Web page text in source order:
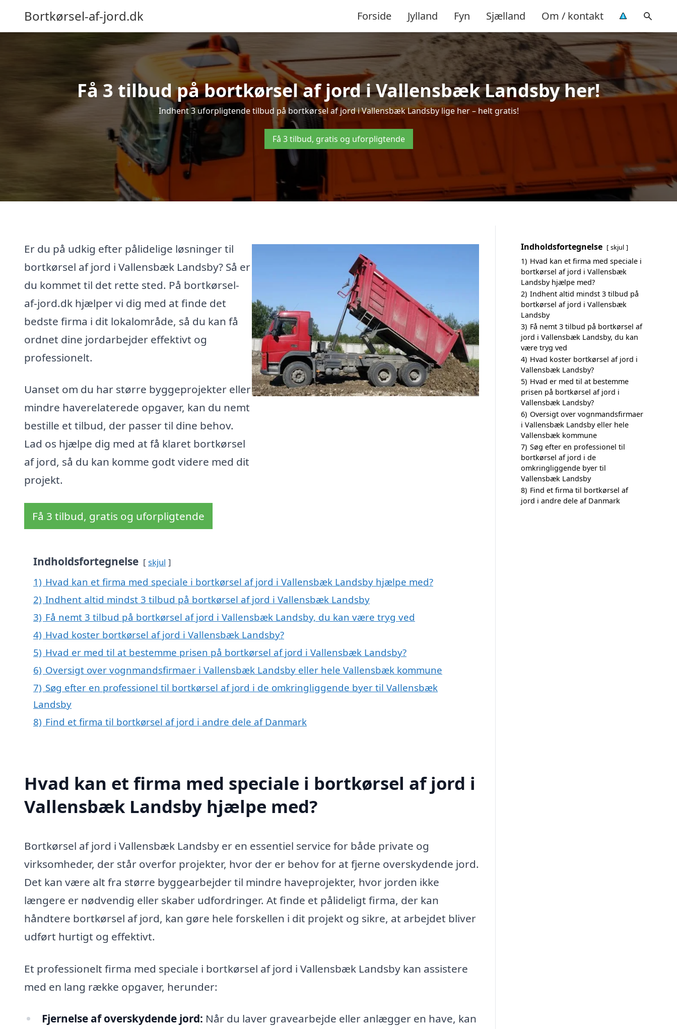
Bortkørsel-af-jord.dk Forside Jylland Fyn Sjælland Om / kontakt
Få 3 tilbud på bortkørsel af jord i Vallensbæk Landsby her!
Indhent 3 uforpligtende tilbud på bortkørsel af jord i Vallensbæk Landsby lige her – helt gratis!
Få 3 tilbud, gratis og uforpligtende
Er du på udkig efter pålidelige løsninger til
bortkørsel af jord i Vallensbæk Landsby? Så er
du kommet til det rette sted. På bortkørsel-
af-jord.dk hjælper vi dig med at finde det
bedste firma i dit lokalområde, så du kan få
ordnet dine jordarbejder effektivt og
professionelt.
Uanset om du har større byggeprojekter eller
mindre haverelaterede opgaver, kan du nemt
bestille et tilbud, der passer til dine behov.
Lad os hjælpe dig med at få klaret bortkørsel
af jord, så du kan komme godt videre med dit
projekt.
Få 3 tilbud, gratis og uforpligtende
Indholdsfortegnelse skjul
1) Hvad kan et firma med speciale i bortkørsel af jord i Vallensbæk Landsby hjælpe med?
2) Indhent altid mindst 3 tilbud på bortkørsel af jord i Vallensbæk Landsby
3) Få nemt 3 tilbud på bortkørsel af jord i Vallensbæk Landsby, du kan være tryg ved
4) Hvad koster bortkørsel af jord i Vallensbæk Landsby?
5) Hvad er med til at bestemme prisen på bortkørsel af jord i Vallensbæk Landsby?
6) Oversigt over vognmandsfirmaer i Vallensbæk Landsby eller hele Vallensbæk kommune
7) Søg efter en professionel til bortkørsel af jord i de omkringliggende byer til Vallensbæk
Landsby
8) Find et firma til bortkørsel af jord i andre dele af Danmark
Hvad kan et firma med speciale i bortkørsel af jord i
Vallensbæk Landsby hjælpe med?
Bortkørsel af jord i Vallensbæk Landsby er en essentiel service for både private og
virksomheder, der står overfor projekter, hvor der er behov for at fjerne overskydende jord.
Det kan være alt fra større byggearbejder til mindre haveprojekter, hvor jorden ikke
længere er nødvendig eller skaber udfordringer. At finde et pålideligt firma, der kan
håndtere bortkørsel af jord, kan gøre hele forskellen i dit projekt og sikre, at arbejdet bliver
udført hurtigt og effektivt.
Et professionelt firma med speciale i bortkørsel af jord i Vallensbæk Landsby kan assistere
med en lang række opgaver, herunder:
Fjernelse af overskydende jord: Når du laver gravearbejde eller anlægger en have, kan
Indholdsfortegnelse skjul
1) Hvad kan et firma med speciale i
bortkørsel af jord i Vallensbæk
Landsby hjælpe med?
2) Indhent altid mindst 3 tilbud på
bortkørsel af jord i Vallensbæk
Landsby
3) Få nemt 3 tilbud på bortkørsel af
jord i Vallensbæk Landsby, du kan
være tryg ved
4) Hvad koster bortkørsel af jord i
Vallensbæk Landsby?
5) Hvad er med til at bestemme
prisen på bortkørsel af jord i
Vallensbæk Landsby?
6) Oversigt over vognmandsfirmaer
i Vallensbæk Landsby eller hele
Vallensbæk kommune
7) Søg efter en professionel til
bortkørsel af jord i de
omkringliggende byer til
Vallensbæk Landsby
8) Find et firma til bortkørsel af
jord i andre dele af Danmark